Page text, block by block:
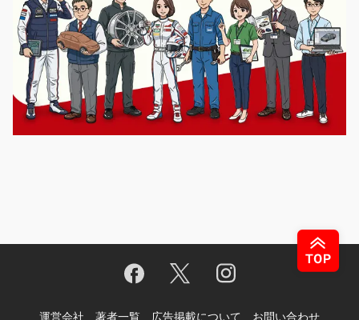
運営会社 著者一覧 広告掲載について お問い合わせ